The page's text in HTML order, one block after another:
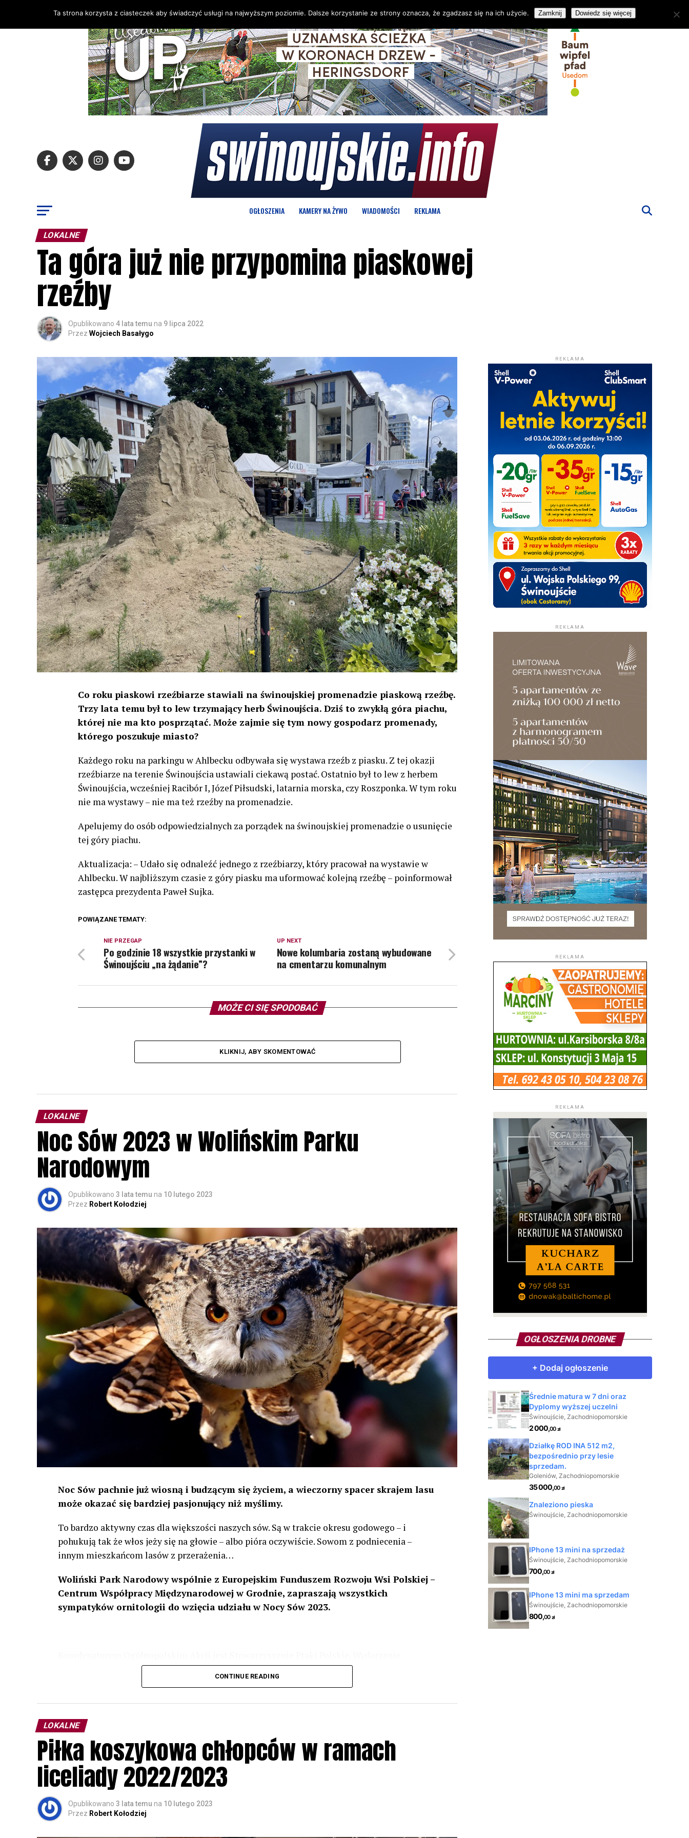
OGŁOSZENIA KAMERY NA ŻYWO WIADOMOŚCI REKLAMA
LOKALNE
Ta góra już nie przypomina piaskowej
rzeźby
Opublikowano 4 lata temu na 9 lipca 2022
Przez Wojciech Basałygo
Co roku piaskowi rzeźbiarze stawiali na świnoujskiej promenadzie piaskową rzeźbę.
Trzy lata temu był to lew trzymający herb Świnoujścia. Dziś to zwykłą góra piachu,
której nie ma kto posprzątać. Może zajmie się tym nowy gospodarz promenady,
którego poszukuje miasto?
Każdego roku na parkingu w Ahlbecku odbywała się wystawa rzeźb z piasku. Z tej okazji
rzeźbiarze na terenie Świnoujścia ustawiali ciekawą postać. Ostatnio był to lew z herbem
Świnoujścia, wcześniej Racibór I, Józef Piłsudski, latarnia morska, czy Roszponka. W tym roku
nie ma wystawy – nie ma też rzeźby na promenadzie.
Apelujemy do osób odpowiedzialnych za porządek na świnoujskiej promenadzie o usunięcie
tej góry piachu.
Aktualizacja: – Udało się odnaleźć jednego z rzeźbiarzy, który pracował na wystawie w
Ahlbecku. W najbliższym czasie z góry piasku ma uformować kolejną rzeźbę – poinformował
zastępca prezydenta Paweł Sujka.
POWIĄZANE TEMATY:
UP NEXT
Nowe kolumbaria zostaną wybudowane
na cmentarzu komunalnym
NIE PRZEGAP
Po godzinie 18 wszystkie przystanki w
Świnoujściu „na żądanie”?
MOŻE CI SIĘ SPODOBAĆ
KLIKNIJ, ABY SKOMENTOWAĆ
LOKALNE
Noc Sów 2023 w Wolińskim Parku
Narodowym
Opublikowano 3 lata temu na 10 lutego 2023
Przez Robert Kołodziej
Noc Sów pachnie już wiosną i budzącym się życiem, a wieczorny spacer skrajem lasu
może okazać się bardziej pasjonujący niż myślimy.
To bardzo aktywny czas dla większości naszych sów. Są w trakcie okresu godowego – i
pohukują tak że włos jeży się na głowie – albo pióra oczywiście. Sowom z podniecenia –
innym mieszkańcom lasów z przerażenia…
Woliński Park Narodowy wspólnie z Europejskim Funduszem Rozwoju Wsi Polskiej –
Centrum Współpracy Międzynarodowej w Grodnie, zapraszają wszystkich
sympatyków ornitologii do wzięcia udziału w Nocy Sów 2023.
odbędzie się w dniach24 i 25 lutego 2023 r. wg harmonogramu przedstawionego na
Wszystkich uczestników zapraszamy do udziału w Akcji, włączenia się w aktywne
rozpoznawanie głosów sów i wymianę doświadczeń przy grillu.Na wydarzenie obowiązują
zapisy.
CONTINUE READING
LOKALNE
Piłka koszykowa chłopców w ramach
liceliady 2022/2023
Opublikowano 3 lata temu na 10 lutego 2023
Przez Robert Kołodziej
REKLAMA
REKLAMA
REKLAMA
REKLAMA
OGŁOSZENIA DROBNE
Ta strona korzysta z ciasteczek aby świadczyć usługi na najwyższym poziomie. Dalsze korzystanie ze strony oznacza, że zgadzasz się na ich użycie. Zamknij Dowiedz się więcej